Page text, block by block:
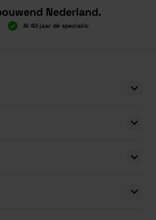
Nederland.
Al 40 jaar dé specialist